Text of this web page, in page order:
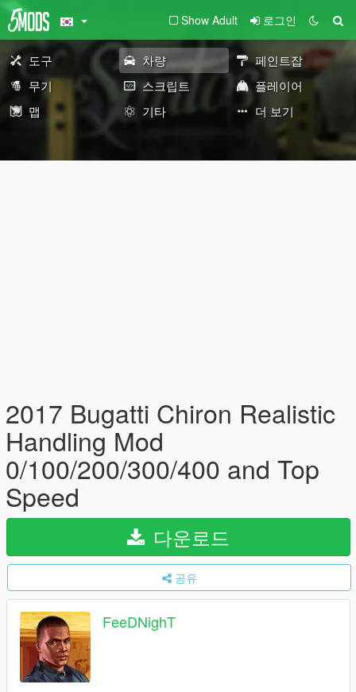
Show Adult 로그인
도구 차량
페인트잡
무기
스크립트
플레이어
맵
기타 더 보기
2017 Bugatti Chiron Realistic
Handling Mod
0/100/200/300/400 and Top
Speed
다운로드
공유
FeeDNighT